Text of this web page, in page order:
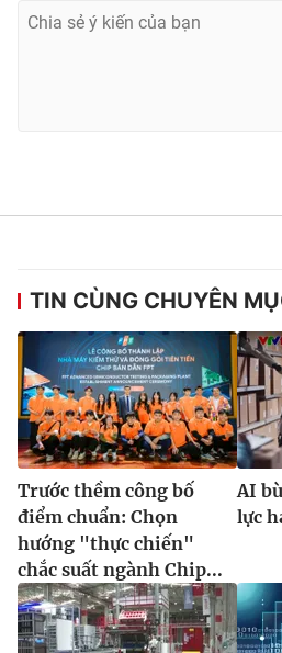
® Cấm sao chép dưới mọi hình thức
thuận bằng văn bản. Ghi rõ nguồn
TIN CÙNG CHUYÊN
Trước thềm công bố
điểm chuẩn: Chọn
hướng "thực chiến"
chắc suất ngành Chip...
AI
lực